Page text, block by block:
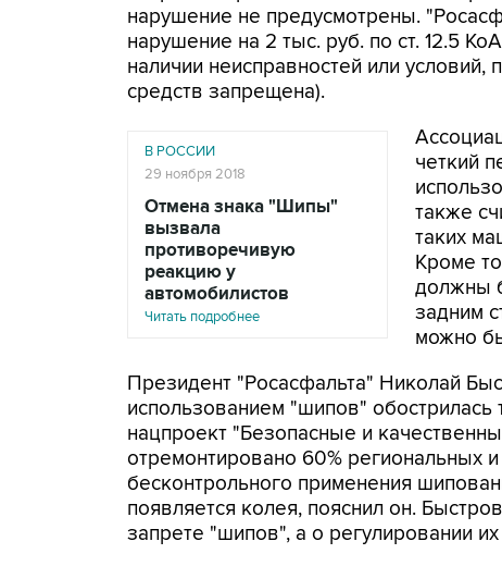
нарушение не предусмотрены.
нарушение на 2 тыс. руб. по ст. 12.5
наличии неисправностей или условий,
средств запрещена).
В РОССИИ
29 ноября 2018
Отмена знака "Шипы"
вызвала
противоречивую
реакцию у
автомобилистов
Читать подробнее
четкий
также
таких
Кроме
должны
задним
можно
Президент "Росасфальта" Николай
использованием "шипов"
нацпроект "Безопасные и
отремонтировано 60% региональных
бесконтрольного применения
появляется колея, пояснил он.
запрете "шипов", а о регулировании